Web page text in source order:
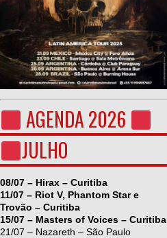
AGENDA 2026
JULHO
08/07 – Hirax – Curitiba
11/07 – Riot V, Phantom Star e
Trovão – Curitiba
15/07 – Masters of Voices – Curitiba
21/07 – Nazareth – São Paulo